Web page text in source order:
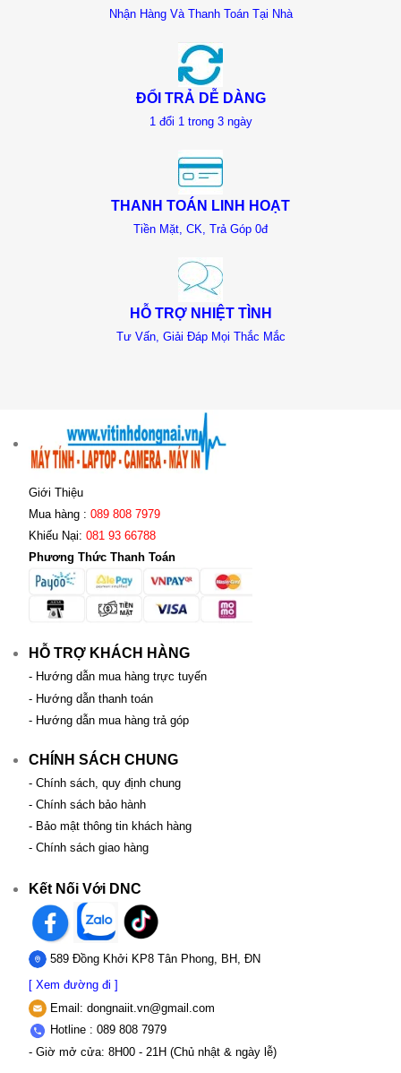
Nhận Hàng Và Thanh Toán Tại Nhà
ĐỔI TRẢ DỄ DÀNG
1 đổi 1 trong 3 ngày
THANH TOÁN LINH HOẠT
Tiền Mặt, CK, Trả Góp 0đ
HỖ TRỢ NHIỆT TÌNH
Tư Vấn, Giải Đáp Mọi Thắc Mắc
Giới Thiệu
Mua hàng : 089 808 7979
Khiếu Nại: 081 93 66788
Phương Thức Thanh Toán
HỖ TRỢ KHÁCH HÀNG
- Hướng dẫn mua hàng trực tuyến
- Hướng dẫn thanh toán
- Hướng dẫn mua hàng trả góp
CHÍNH SÁCH CHUNG
- Chính sách, quy định chung
- Chính sách bảo hành
- Bảo mật thông tin khách hàng
- Chính sách giao hàng
Kết Nối Với DNC
589 Đồng Khởi KP8 Tân Phong, BH, ĐN
[ Xem đường đi ]
Email: dongnaiit.vn@gmail.com
Hotline : 089 808 7979
- Giờ mở cửa: 8H00 - 21H (Chủ nhật & ngày lễ)